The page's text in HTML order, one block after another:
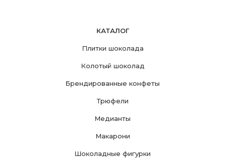
КАТАЛОГ
Плитки шоколада
Колотый шоколад
Брендированные конфеты
Трюфели
Медианты
Макарони
Шоколадные фигурки